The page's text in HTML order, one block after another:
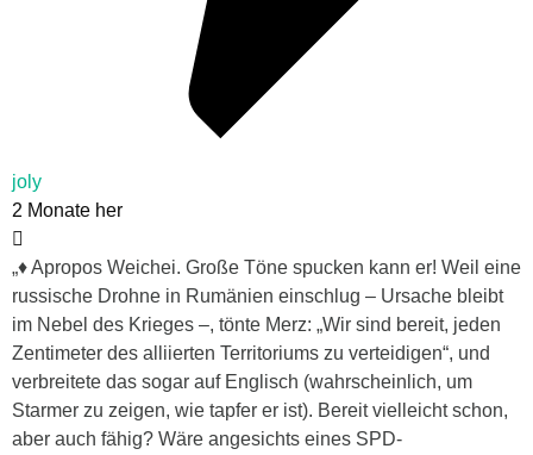
joly
2 Monate her
„♦ Apropos Weichei. Große Töne spucken kann er! Weil eine
russische Drohne in Rumänien einschlug – Ursache bleibt
im Nebel des Krieges –, tönte Merz: „Wir sind bereit, jeden
Zentimeter des alliierten Territoriums zu verteidigen“, und
verbreitete das sogar auf Englisch (wahrscheinlich, um
Starmer zu zeigen, wie tapfer er ist). Bereit vielleicht schon,
aber auch fähig? Wäre angesichts eines SPD-